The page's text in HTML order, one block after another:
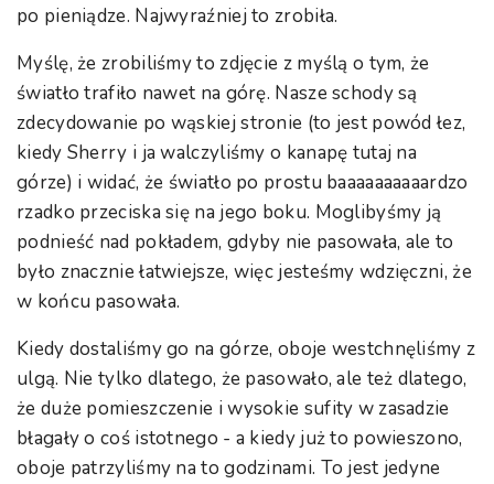
po pieniądze. Najwyraźniej to zrobiła.
Myślę, że zrobiliśmy to zdjęcie z myślą o tym, że
światło trafiło nawet na górę. Nasze schody są
zdecydowanie po wąskiej stronie (to jest powód łez,
kiedy Sherry i ja walczyliśmy o kanapę tutaj na
górze) i widać, że światło po prostu baaaaaaaaaardzo
rzadko przeciska się na jego boku. Moglibyśmy ją
podnieść nad pokładem, gdyby nie pasowała, ale to
było znacznie łatwiejsze, więc jesteśmy wdzięczni, że
w końcu pasowała.
Kiedy dostaliśmy go na górze, oboje westchnęliśmy z
ulgą. Nie tylko dlatego, że pasowało, ale też dlatego,
że duże pomieszczenie i wysokie sufity w zasadzie
błagały o coś istotnego - a kiedy już to powieszono,
oboje patrzyliśmy na to godzinami. To jest jedyne